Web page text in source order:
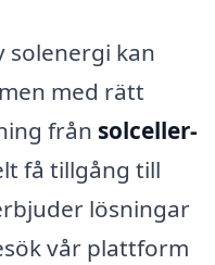
solenergi kan
med rätt
från solceller-
få tillgång till
lösningar
vår plattform